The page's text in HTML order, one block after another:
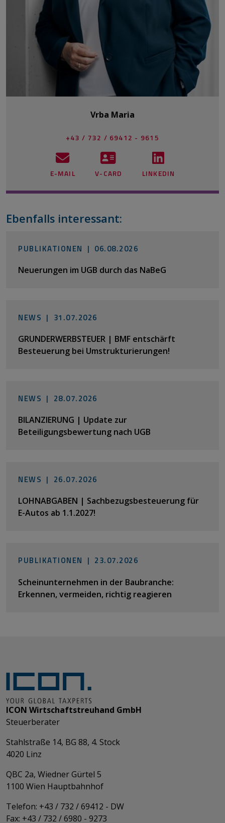
Vrba Maria
+43 / 732 / 69412 - 9615
E-MAIL V-CARD LINKEDIN
Ebenfalls interessant:
PUBLIKATIONEN | 06.08.2026
Neuerungen im UGB durch das NaBeG
NEWS | 31.07.2026
GRUNDERWERBSTEUER | BMF entschärft
Besteuerung bei Umstrukturierungen!
NEWS | 28.07.2026
BILANZIERUNG | Update zur
Beteiligungsbewertung nach UGB
NEWS | 26.07.2026
LOHNABGABEN | Sachbezugsbesteuerung für
E-Autos ab 1.1.2027!
PUBLIKATIONEN | 23.07.2026
Scheinunternehmen in der Baubranche:
Erkennen, vermeiden, richtig reagieren
ICON Wirtschaftstreuhand GmbH
Steuerberater
Stahlstraße 14, BG 88, 4. Stock
4020 Linz
QBC 2a, Wiedner Gürtel 5
​​​​​​​1100 Wien Hauptbahnhof
Telefon: +43 / 732 / 69412 - DW
Fax: +43 / 732 / 6980 - 9273